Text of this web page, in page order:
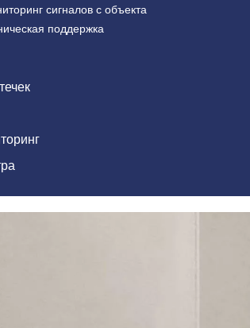
сигналов с объекта
поддержка